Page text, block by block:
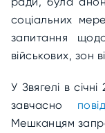
соціальних
запитання
військових, зон
У Звягелі в
завчасно
Мешканцям